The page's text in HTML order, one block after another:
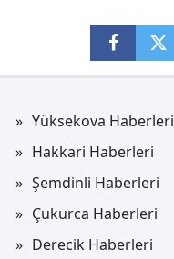
Yüksekova Haberleri
Hakkari Haberleri
Şemdinli Haberleri
Çukurca Haberleri
Derecik Haberleri